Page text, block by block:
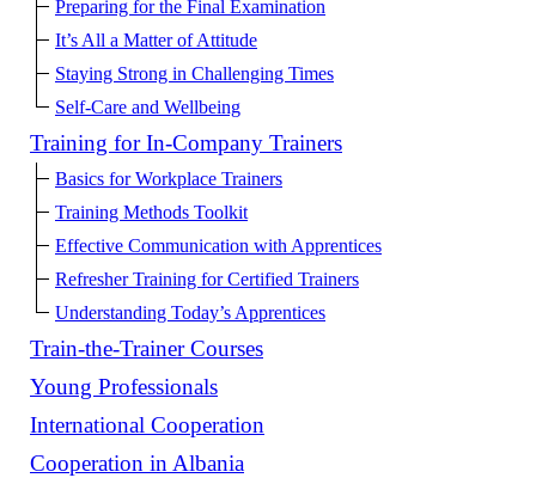
Preparing for the Final Examination
It’s All a Matter of Attitude
Staying Strong in Challenging Times
Self-Care and Wellbeing
Training for In-Company Trainers
Basics for Workplace Trainers
Training Methods Toolkit
Effective Communication with Apprentices
Refresher Training for Certified Trainers
Understanding Today’s Apprentices
Train-the-Trainer Courses
Young Professionals
International Cooperation
Cooperation in Albania